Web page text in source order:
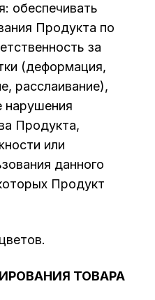
обеспечивать
Продукта по
за
(деформация,
расслаивание),
нарушения
Продукта,
или
данного
Продукт
ТОВАРА